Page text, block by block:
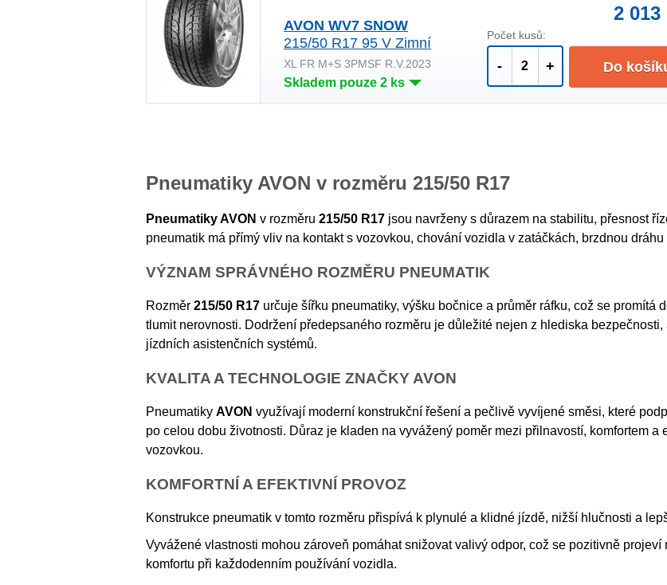
AVON WV7 SNOW
215/50 R17 95 V Zimní
XL FR M+S 3PMSF R.V.2023
Skladem pouze 2 ks
2 013
Počet kusů:
- + Do
Pneumatiky AVON v rozměru 215/50 R17
Pneumatiky AVON v rozměru 215/50 R17 jsou navrženy s důrazem na stabilitu, přesnost
pneumatik má přímý vliv na kontakt s vozovkou, chování vozidla v zatáčkách, brzdnou
VÝZNAM SPRÁVNÉHO ROZMĚRU PNEUMATIK
Rozměr 215/50 R17 určuje šířku pneumatiky, výšku bočnice a průměr ráfku, což se promítá
tlumit nerovnosti. Dodržení předepsaného rozměru je důležité nejen z hlediska
jízdních asistenčních systémů.
KVALITA A TECHNOLOGIE ZNAČKY AVON
Pneumatiky AVON využívají moderní konstrukční řešení a pečlivě vyvíjené směsi, které
po celou dobu životnosti. Důraz je kladen na vyvážený poměr mezi přilnavostí, komfortem a
vozovkou.
KOMFORTNÍ A EFEKTIVNÍ PROVOZ
Konstrukce pneumatik v tomto rozměru přispívá k plynulé a klidné jízdě, nižší hlučnosti a
Vyvážené vlastnosti mohou zároveň pomáhat snižovat valivý odpor, což se pozitivně
komfortu při každodenním používání vozidla.